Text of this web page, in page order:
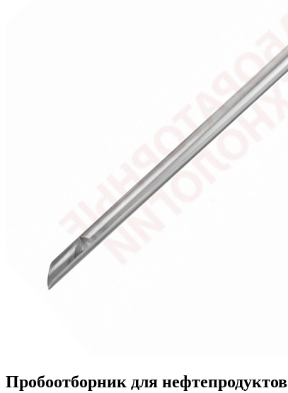
Пробоотборник для